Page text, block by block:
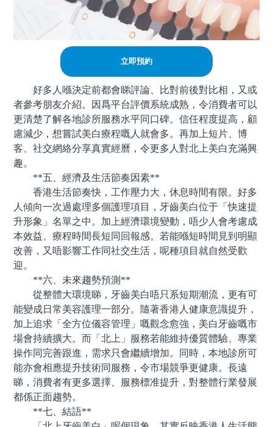
立即預約
好多人喺決定前都會睇評論、比對前後對比相，又或
者參考朋友介紹。因爲平台評價系統成熟，令消費者可以
更清楚了解各地診所服務水平同口碑。信任程度提高，顧
慮減少，想嘗試美白療程嘅人就會多。再加上短片、博
客、社交網絡分享真實經曆，令更多人對北上美白充滿興
趣。
**五、經濟及生活節奏因素**
香港生活節奏快，工作壓力大，休息時間有限。好多
人傾向一次過處理多個護理項目，牙齒美白位于「快速提
升形象」名單之中。加上經濟環境變動，唔少人會考慮成
本效益、療程時間長短同回報感。若能喺短時間見到明顯
改善，又唔影響工作同社交生活，呢種項目就自然受歡
迎。
**六、未來趨勢預測**
從整體大環境睇，牙齒美白唔只系短期潮流，更有可
能變成日常美容護理一部分。隨著香港人健康意識提升，
加上追求「全方位儀容管理」嘅觀念愈強，美白牙齒嘅市
場會持續擴大。而「北上」服務若能維持優質體驗、專業
操作同完善跟進，需求只會繼續增加。同時，本地診所可
能亦會相應提升技術同服務，令市場競爭更健康。長遠
睇，消費者有更多選擇、服務標准提升，對整體行業發展
都係正面趨勢。
**七、結語**